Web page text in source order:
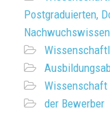
Postgraduierten,
Wissenschaft
der Bewerber